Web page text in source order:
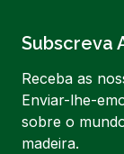
Subscreva
Receba as
Enviar-lhe-
sobre o
madeira.